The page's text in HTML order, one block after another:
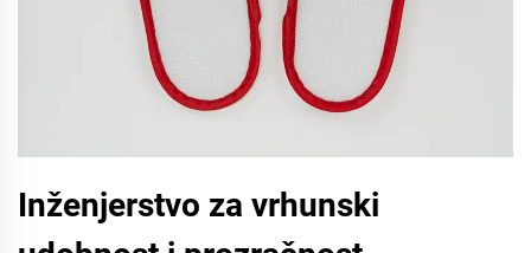
Inženjerstvo za vrhunski